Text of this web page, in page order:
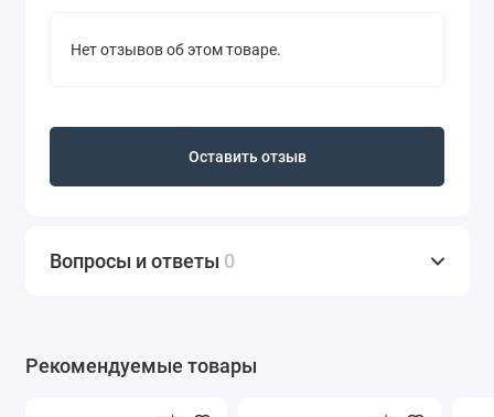
Нет отзывов об этом товаре.
Оставить отзыв
Вопросы и ответы 0
Рекомендуемые товары